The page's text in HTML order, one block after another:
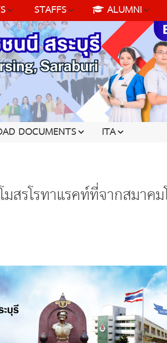
STAFFS ALUMNI
DOCUMENTS ITA
สรโรทาแรคท์ที่จากสมาคม